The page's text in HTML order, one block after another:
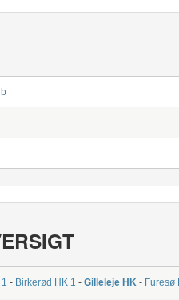
- Birkerød HK 1 - Gilleleje HK - Furesø